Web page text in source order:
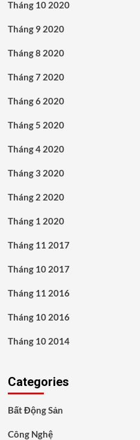
Tháng 10 2020
Tháng 9 2020
Tháng 8 2020
Tháng 7 2020
Tháng 6 2020
Tháng 5 2020
Tháng 4 2020
Tháng 3 2020
Tháng 2 2020
Tháng 1 2020
Tháng 11 2017
Tháng 10 2017
Tháng 11 2016
Tháng 10 2016
Tháng 10 2014
Categories
Bất Động Sản
Công Nghệ